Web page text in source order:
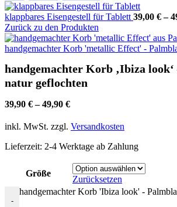
klappbares Eisengestell für Tablett 39,00 €–
Zurück zu den Produkten
handgemachter Korb 'metallic Effect' -
handgemachter Korb ‚Ibiza
natur geflochten
39,90 €–49,90 €
inkl. MwSt. zzgl. Versandkosten
Lieferzeit: 2-4 Werktage ab Zahlung
Größe
Zurücksetzen
-
handgemachter Korb 'Ibiza look' -